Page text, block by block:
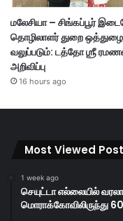
மலேசியா – சிங்கப்பூர்
தொழிலாளர் துறை
வலுப்படும்: டத்தோ ஶ்ரீ
அறிவிப்பு
16 hours ago
Most Viewed
1 week ago
செயுட்டா எல்லையில்
மொராக்கோவிலிருந்து